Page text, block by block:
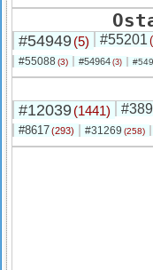
#54949(5) #55201
#55088 (3) #54964 (3)
#12039(1441)
#8617(293) #31269 (258)